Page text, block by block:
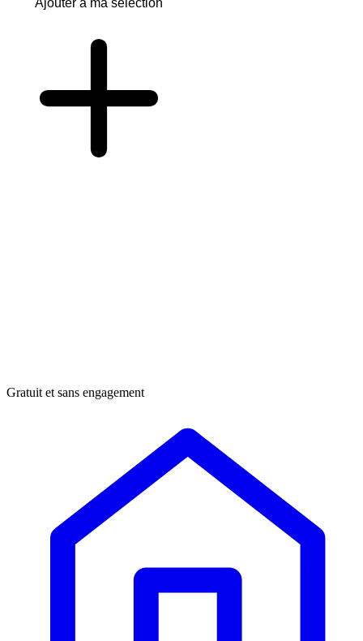
Ajouter à ma sélection
Gratuit et sans engagement